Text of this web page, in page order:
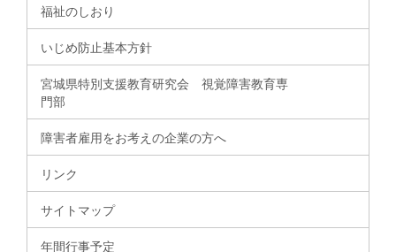
福祉のしおり
いじめ防止基本方針
宮城県特別支援教育研究会 視覚障害教育専
門部
障害者雇用をお考えの企業の方へ
リンク
サイトマップ
年間行事予定